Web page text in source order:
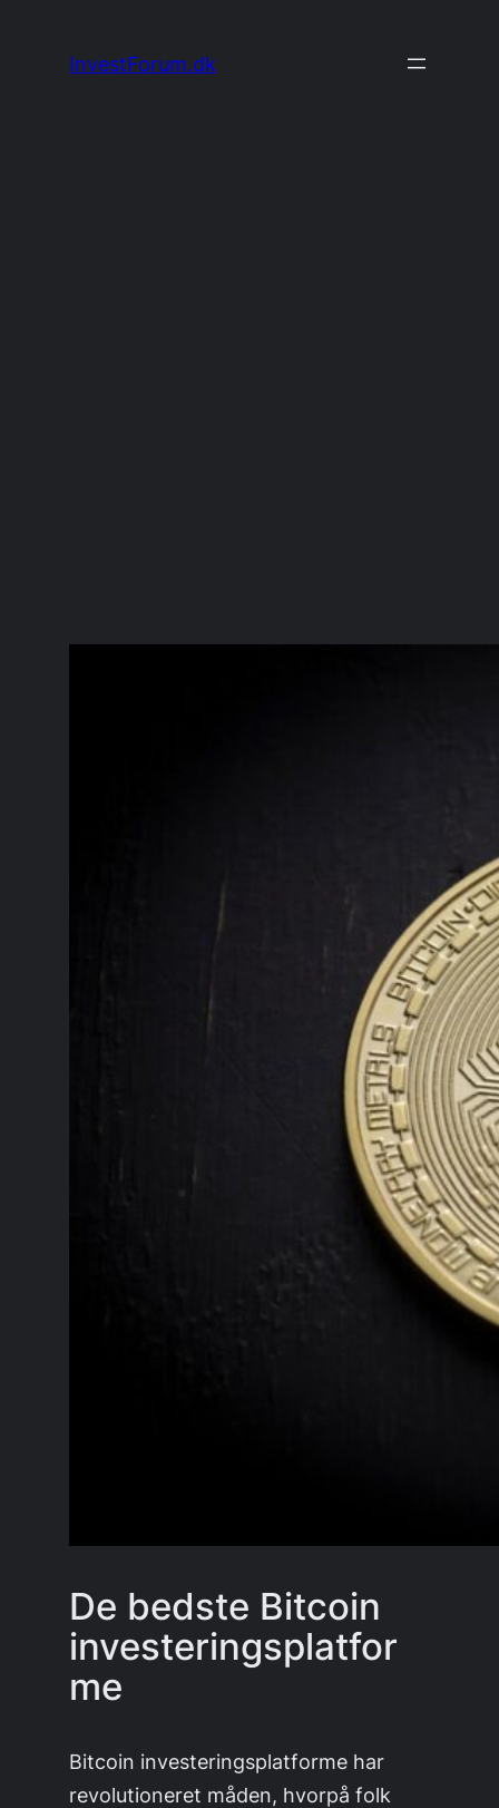
InvestForum.dk
De bedste Bitcoin
investeringsplatfor
me
Bitcoin investeringsplatforme har
revolutioneret måden, hvorpå folk